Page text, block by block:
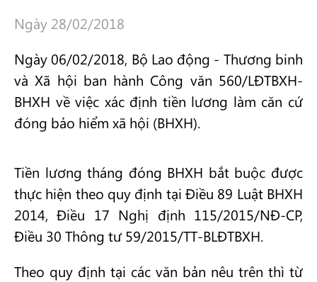
Ngày 28/02/2018
Ngày 06/02/2018, Bộ Lao động - Thương binh
và Xã hội ban hành Công văn 560/LĐTBXH-
BHXH về việc xác định tiền lương làm căn cứ
đóng bảo hiểm xã hội (BHXH).
Tiền lương tháng đóng BHXH bắt buộc được
thực hiện theo quy định tại Điều 89 Luật BHXH
2014, Điều 17 Nghị định 115/2015/NĐ-CP,
Điều 30 Thông tư 59/2015/TT-BLĐTBXH.
Theo quy định tại các văn bản nêu trên thì từ